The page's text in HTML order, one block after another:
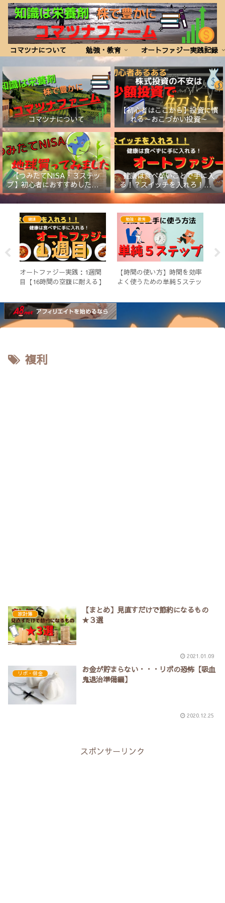
コマツナについて 勉強・教育 オートファジー実践記録
コマツナについて
【初心者はここから】投資に慣
れる～おこづかい投資～
【つみたてNISA・３ステッ
プ】初心者におすすめしたい証
券会社と商品
健康は食べないことで手に入
る！？スイッチを入れろ！【オ
ートファジー】
健康
オートファジー実践：1週間
目【16時間の空腹に耐える】
勉強・教育
【時間の使い方】時間を効率
よく使うための単純５ステッ
複利
家計簿
【まとめ】見直すだけで節約になるもの
★３選
2021.01.09
リボ・借金
お金が貯まらない・・・リボの恐怖【吸血
鬼退治準備編】
2020.12.25
スポンサーリンク